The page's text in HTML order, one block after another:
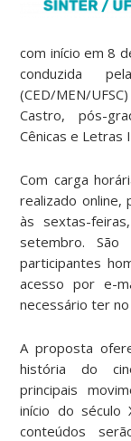
com início em 8
conduzida
(CED/MEN/
Castro, pós-
Cênicas e Letras
Com carga
realizado online,
às sextas-
setembro.
participantes
acesso por e-
necessário ter
A proposta
história do
principais
início do século
conteúdos